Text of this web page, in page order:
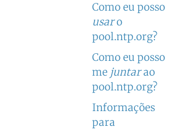
Como eu posso
usaro
pool.ntp.org?
Como eu posso
me juntarao
pool.ntp.org?
Informações
para